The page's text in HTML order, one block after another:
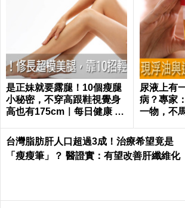
是正妹就要露腿！10個瘦腿
小秘密，不穿高跟鞋視覺身
高也有175cm｜每日健康 He
尿液上有
病？專家
一物，不
台灣脂肪肝人口超過3成！治療希望竟是
「瘦瘦筆」？ 醫證實：有望改善肝纖維化